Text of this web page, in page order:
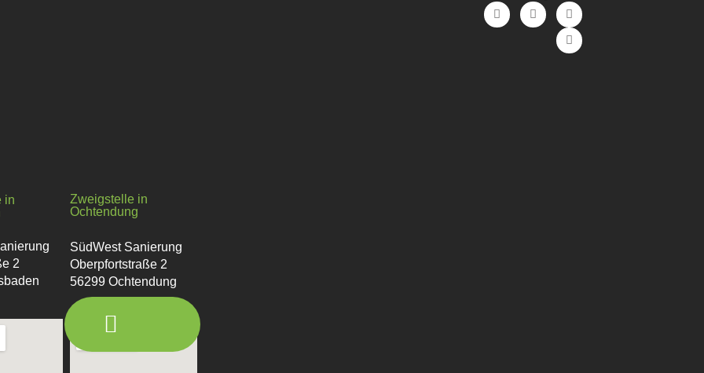
in
2
Zweigstelle in
Ochtendung
SüdWest Sanierung
Oberpfortstraße 2
56299 Ochtendung